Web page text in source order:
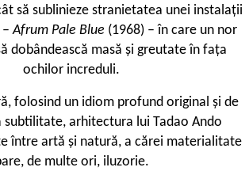
să sublinieze stranietatea unei instalații
–Afrum Pale Blue (1968) – în care un nor
dobândească masă și greutate în fața
ochilor increduli.
folosind un idiom profund original și de
subtilitate, arhitectura lui Tadao Ando
între artă și natură, a cărei materialitate
de multe ori, iluzorie.